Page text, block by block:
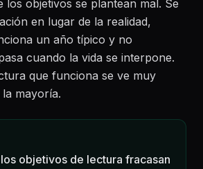
los objetivos se plantean mal. Se
en lugar de la realidad,
un año típico y no
cuando la vida se interpone.
que funciona se ve muy
mayoría.
objetivos de lectura fracasan